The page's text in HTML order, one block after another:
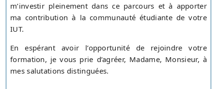
m’investir pleinement dans ce parcours et à apporter
ma contribution à la communauté étudiante de votre
IUT.
En espérant avoir l’opportunité de rejoindre votre
formation, je vous prie d’agréer, Madame, Monsieur, à
mes salutations distinguées.